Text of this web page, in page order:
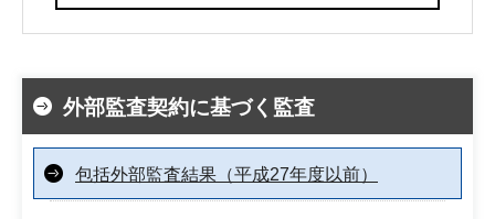
外部監査契約に基づく監査
包括外部監査結果（平成27年度以前）